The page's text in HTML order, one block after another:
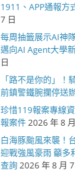
1911、APP通報方
7 日
每周抽籤展示AI神
邁向AI Agent大學
日
「路不是你的」！
前鎮警鐵腕攔停送
珍惜119報案專線
報案件2026 年 8
白海豚颱風來襲！
迎戰強風豪雨 籲多
查詢 2026 年 8 月